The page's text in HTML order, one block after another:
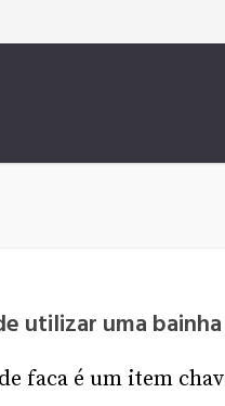
utilizar uma
faca é um item